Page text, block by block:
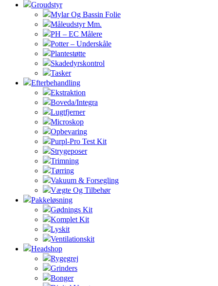
Groudstyr
Mylar Og Bassin Folie
Måleudstyr Mm.
PH – EC Målere
Potter – Underskåle
Plantestøtte
Skadedyrskontrol
Tasker
Efterbehandling
Ekstraktion
Boveda/Integra
Lugtfjerner
Microskop
Opbevaring
Purpl-Pro Test Kit
Strygeposer
Trimning
Tørring
Vakuum & Forsegling
Vægte Og Tilbehør
Pakkeløsning
Gødnings Kit
Komplet Kit
Lyskit
Ventilationskit
Headshop
Rygegrej
Grinders
Bonger